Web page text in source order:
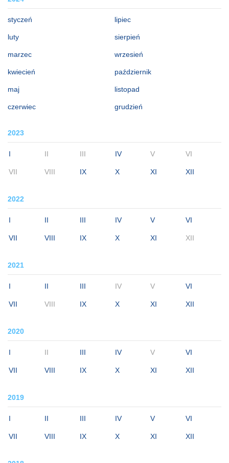
styczeń
luty
marzec
kwiecień
maj
czerwiec
lipiec
sierpień
wrzesień
październik
listopad
grudzień
2023
I II III IV V VI
VII VIII IX X XI XII
2022
I II III IV V VI
VII VIII IX X XI XII
2021
I II III IV V VI
VII VIII IX X XI XII
2020
I II III IV V VI
VII VIII IX X XI XII
2019
I II III IV V VI
VII VIII IX X XI XII